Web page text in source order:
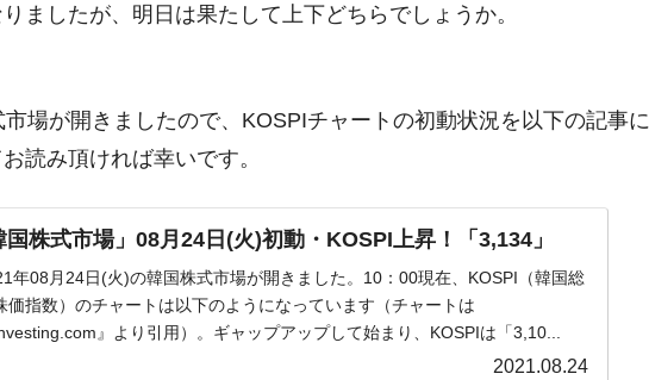
ましたが、明日は果たして上下どちらでしょうか。
場が開きましたので、KOSPIチャートの初動状況を以下の記事に
読み頂ければ幸いです。
国株式市場」08月24日(火)初動・KOSPI上昇！「3,134」
年08月24日(火)の韓国株式市場が開きました。10：00現在、KOSPI（韓国総
価指数）のチャートは以下のようになっています（チャートは
』より引用）。ギャップアップして始まり、KOSPIは「3,10...
2021.08.24